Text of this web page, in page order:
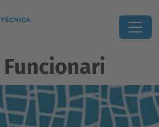
Funcionari